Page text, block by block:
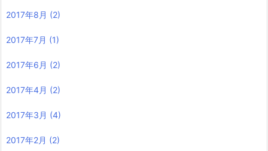
2017年8月 (2)
2017年7月 (1)
2017年6月 (2)
2017年4月 (2)
2017年3月 (4)
2017年2月 (2)